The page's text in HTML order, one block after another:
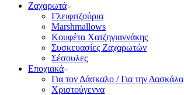
Ζαχαρωτά
Γλειφιτζούρια
Marshmallows
Κουφέτα Χατζηγιαννάκης
Συσκευασίες Ζαχαρωτών
Σέσουλες
Εποχιακά
Για τον Δάσκαλο / Για την Δασκάλα
Χριστούγεννα